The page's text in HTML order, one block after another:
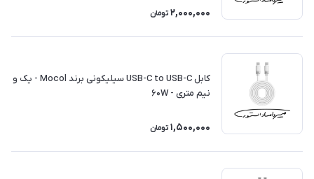
2,000,000 تومان
کابل USB-C to USB-C سیلیکونی برند Mocol - یک و
نیم متری - ۶۰W
1,500,000 تومان